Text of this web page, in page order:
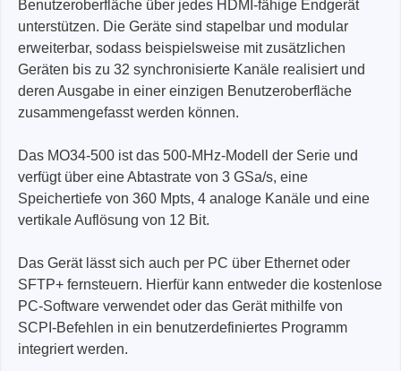
Benutzeroberfläche über jedes HDMI-fähige Endgerät
unterstützen. Die Geräte sind stapelbar und modular
erweiterbar, sodass beispielsweise mit zusätzlichen
Geräten bis zu 32 synchronisierte Kanäle realisiert und
deren Ausgabe in einer einzigen Benutzeroberfläche
zusammengefasst werden können.
Das MO34-500 ist das 500-MHz-Modell der Serie und
verfügt über eine Abtastrate von 3 GSa/s, eine
Speichertiefe von 360 Mpts, 4 analoge Kanäle und eine
vertikale Auflösung von 12 Bit.
Das Gerät lässt sich auch per PC über Ethernet oder
SFTP+ fernsteuern. Hierfür kann entweder die kostenlose
PC-Software verwendet oder das Gerät mithilfe von
SCPI-Befehlen in ein benutzerdefiniertes Programm
integriert werden.